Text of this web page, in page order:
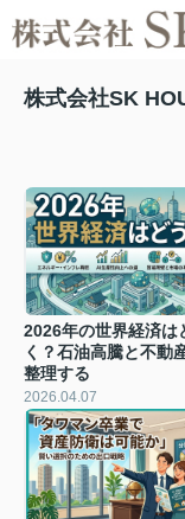
株式会社SK
2026年の世界経済は
く？石油高騰と不動
整理する
2026.04.07